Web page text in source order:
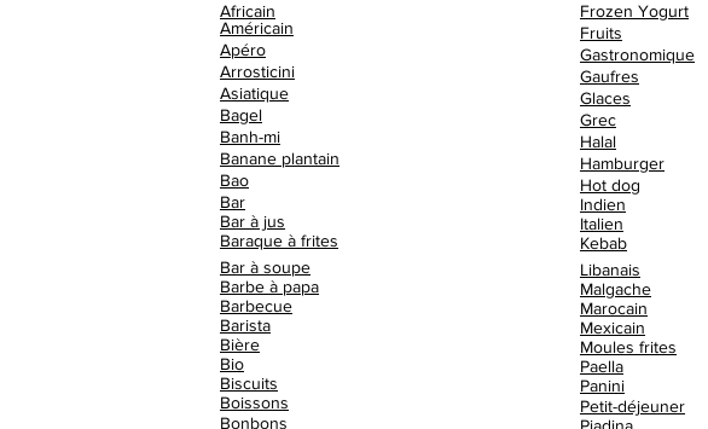
Africain
Américain
Apéro
Arrosticini
Asiatique
Bagel
Banh-mi
Banane plantain
Bao
Bar
Bar à jus
Baraque à frites
Frozen Yogurt
Fruits
Gastronomique
Gaufres
Glaces
Grec
Halal
Hamburger
Hot dog
Indien
Italien
Kebab
Bar à soupe
Barbe à papa
Barbecue
Barista
Bière
Bio
Biscuits
Boissons
Bonbons
Libanais
Malgache
Marocain
Mexicain
Moules frites
Paella
Panini
Petit-déjeuner